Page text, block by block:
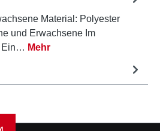
Material: Polyester
und Erwachsene Im
Ein… Mehr